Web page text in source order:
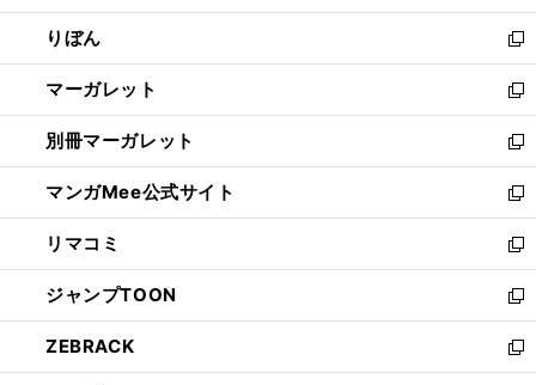
開
く
ウ
で
開
く
ン
ド
ウ
で
開
く
ウ
ィ
ン
ド
ウ
で
開
く
りぼん
新
し
い
ウ
ィ
ン
ド
ウ
で
開
く
マーガレット
新
し
い
ウ
ィ
ン
ド
ウ
で
開
く
別冊マーガレット
新
し
い
ウ
ィ
ン
ド
ウ
で
開
マンガMee公式サイト
新
し
い
ウ
ィ
ン
ド
ウ
リマコミ
新
し
い
ウ
ィ
ン
ジャンプTOON
新
し
い
ウ
ZEBRACK
新
し